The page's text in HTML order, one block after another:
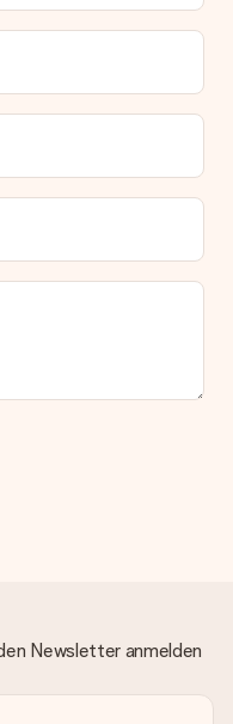
Newsletter anmelden